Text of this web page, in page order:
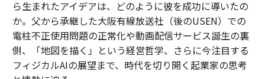
ら生まれたアイデアは、どのように彼を成功に導いたの
か。父から承継した大阪有線放送社（後のUSEN）での
電柱不正使用問題の正常化や動画配信サービス誕生の裏
側、「地図を描く」という経営哲学、さらに今注目する
フィジカルAIの展望まで、時代を切り開く起業家の思考